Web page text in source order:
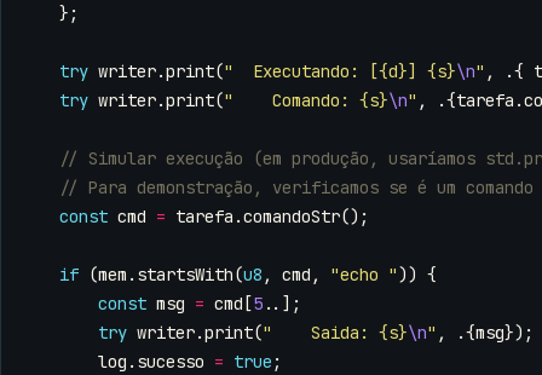
};
try writer.print("  Executando: [{d}] {s}\n" , .{
try writer.print("    Comando: {s}\n" , .{tarefa .
const cmd = tarefa .comandoStr();
if (mem . startsWith(u8 , cmd , "echo ")) {
const msg = cmd [5 ..];
try writer.print("    Saida: {s}\n" , .{msg});
log . sucesso = true ;